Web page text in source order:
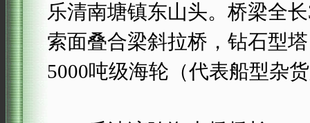
乐清南塘镇东山头。桥梁全
索面叠合梁斜拉桥，钻石型
5000吨级海轮（代表船型杂